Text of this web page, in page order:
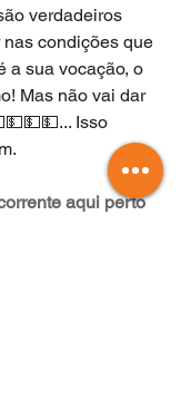
verdadeiros
condições que
a sua vocação, o
Mas não vai dar
Isso
aqui perto